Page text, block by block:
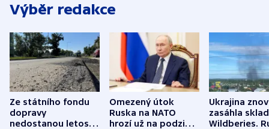
Výběr redakce
Ze státního fondu
dopravy
nedostanou letos
Omezený útok
Ruska na NATO
hrozí už na podzim,
Ukrajina
zasáhla
Wildberies.